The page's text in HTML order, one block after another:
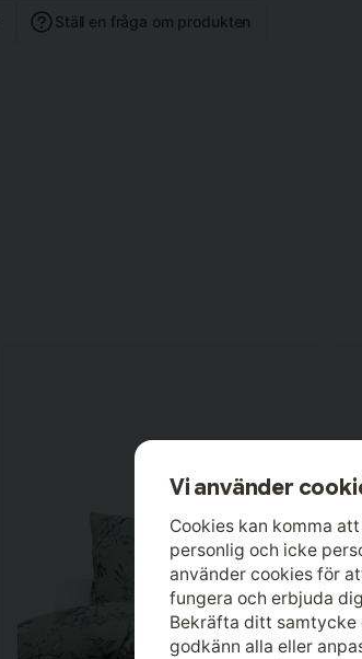
Ställ en fråga om produkten
Vi använder
Cookies kan komma
personlig och icke
använder cookies för
fungera och erbjuda
Bekräfta ditt
godkänn alla eller